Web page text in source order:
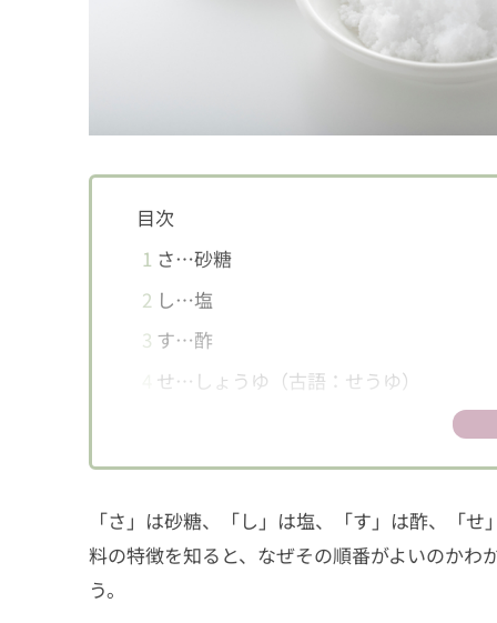
目次
1 さ…砂糖
2 し…塩
3 す…酢
せ…しょうゆ（古語：せうゆ）
6「さしすせそ」の順番がいい理由は？
「さ」は砂糖、「し」は塩、「す」は酢、「
料の特徴を知ると、なぜその順番がよいのかわ
う。